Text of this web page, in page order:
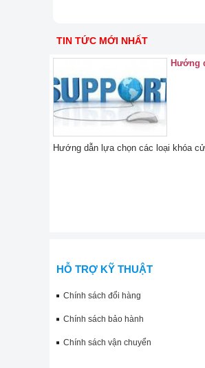
TIN TỨC MỚI NHẤT
Hướng
Hướng dẫn lựa chọn các loại khóa
HỖ TRỢ KỸ THUẬT
Chính sách đổi hàng
Chính sách bảo hành
Chính sách vận chuyển